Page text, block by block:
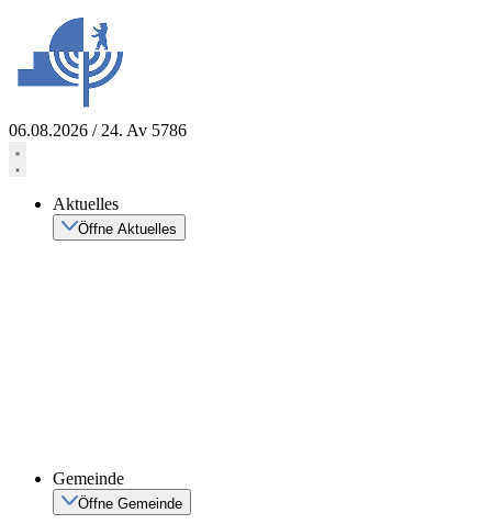
springen
06.08.2026 / 24. Av 5786
Aktuelles
Öffne Aktuelles
Gemeinde
Öffne Gemeinde